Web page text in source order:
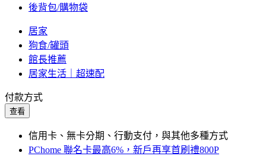
後背包/購物袋
居家
狗食/罐頭
館長推薦
居家生活｜超速配
付款方式
查看
信用卡、無卡分期、行動支付，與其他多種方式
PChome 聯名卡最高6%，新戶再享首刷禮800P